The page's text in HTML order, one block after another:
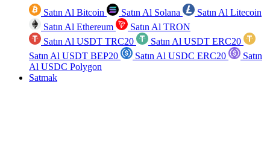
Satın Al Bitcoin Satın Al Solana
Satın Al Litecoin
Satın Al Ethereum
Satın Al TRON
Satın Al USDT TRC20
Satın Al USDT ERC20
Satın Al USDT BEP20
Satın Al USDC ERC20
Satın
Al USDC Polygon
Satmak